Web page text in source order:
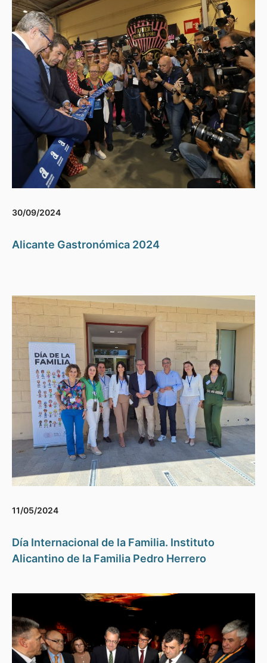
30/09/2024
Alicante Gastronómica 2024
11/05/2024
Día Internacional de la Familia. Instituto
Alicantino de la Familia Pedro Herrero